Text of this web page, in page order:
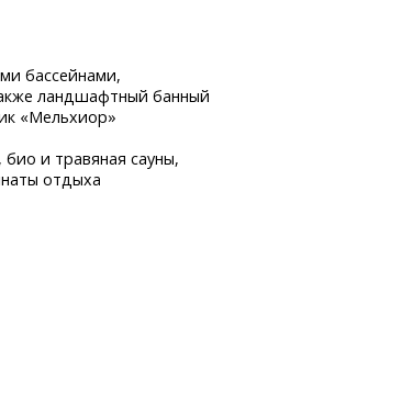
бассейнами,
ландшафтный банный
«Мельхиор»
био и травяная сауны,
отдыха